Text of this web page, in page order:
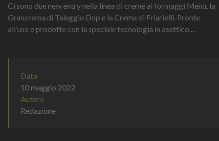
Ci sono due new entry nella linea di creme ai formaggi Menù, la
Grancrema di Taleggio Dop e la Crema di Friarielli. Pronte
all’uso e prodotte con la speciale tecnologia in asettico.
Data
10 maggio 2022
Autore
Redazione